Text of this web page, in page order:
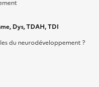
Dys, TDAH, TDI
du neurodéveloppement ?